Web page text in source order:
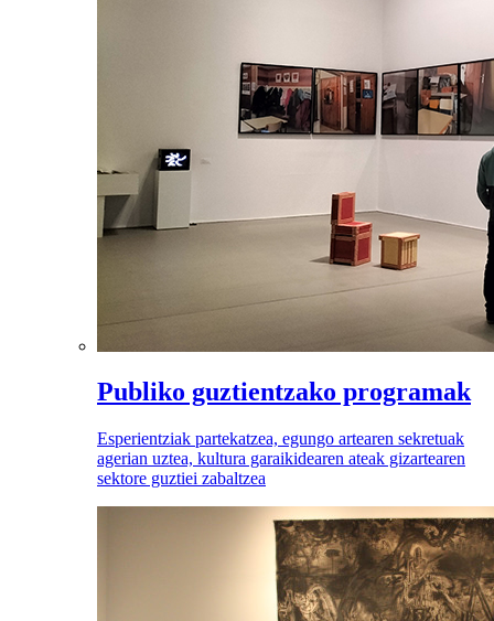
Publiko guztientzako programak
Esperientziak partekatzea, egungo artearen sekretuak
agerian uztea, kultura garaikidearen ateak gizartearen
sektore guztiei zabaltzea